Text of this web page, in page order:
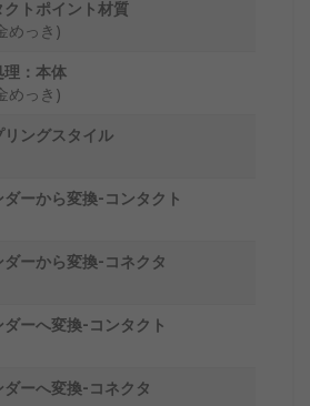
クトポイント材質
めっき)
理：本体
めっき)
リングスタイル
ダーから変換‐コンタクト
ダーから変換‐コネクタ
ダーへ変換‐コンタクト
ダーへ変換‐コネクタ